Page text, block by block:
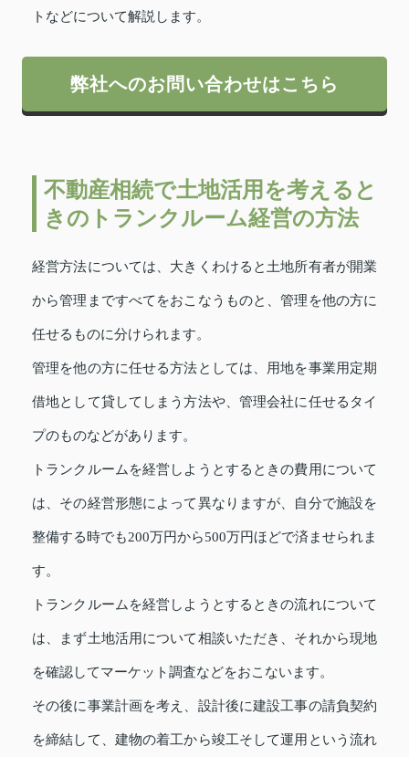
トなどについて解説します。
弊社へのお問い合わせはこちら
不動産相続で土地活用を考えると
きのトランクルーム経営の方法
経営方法については、大きくわけると土地所有者が開業
から管理まですべてをおこなうものと、管理を他の方に
任せるものに分けられます。
管理を他の方に任せる方法としては、用地を事業用定期
借地として貸してしまう方法や、管理会社に任せるタイ
プのものなどがあります。
トランクルームを経営しようとするときの費用について
は、その経営形態によって異なりますが、自分で施設を
整備する時でも200万円から500万円ほどで済ませられま
す。
トランクルームを経営しようとするときの流れについて
は、まず土地活用について相談いただき、それから現地
を確認してマーケット調査などをおこないます。
その後に事業計画を考え、設計後に建設工事の請負契約
を締結して、建物の着工から竣工そして運用という流れ